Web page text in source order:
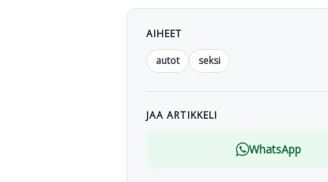
AIHEET
autot
seksi
JAA ARTIKKELI
WhatsApp